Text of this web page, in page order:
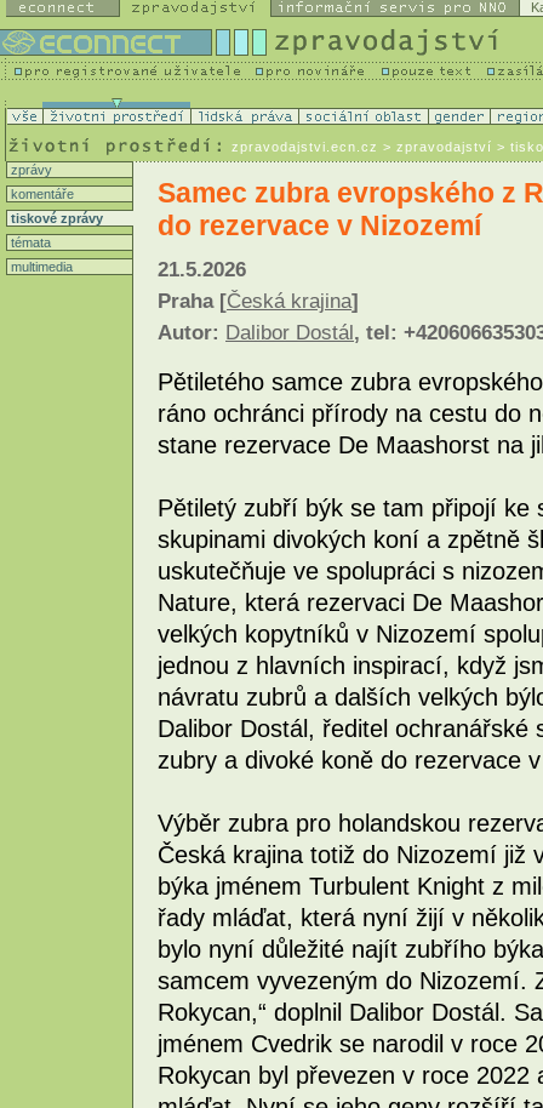
zpravodajstvi.ecn.cz > zpravodajství >
zprávy
komentáře
tiskové zprávy
témata
multimedia
Samec zubra evropského z
do rezervace v Nizozemí
21.5.2026
Praha [Česká krajina]
Autor: Dalibor Dostál , tel:
Pětiletého samce zubra
ráno ochránci přírody na cestu do
stane rezervace De Maashorst na
Pětiletý zubří býk se tam připojí
skupinami divokých koní a zpětně
uskutečňuje ve spolupráci s
Nature, která rezervaci De
velkých kopytníků v Nizozemí
jednou z hlavních inspirací, když
návratu zubrů a dalších velkých
Dalibor Dostál, ředitel ochranářské
zubry a divoké koně do rezervace
Výběr zubra pro holandskou
Česká krajina totiž do Nizozemí již
býka jménem Turbulent Knight z
řady mláďat, která nyní žijí v
bylo nyní důležité najít zubřího
samcem vyvezeným do Nizozemí.
Rokycan,“ doplnil Dalibor Dostál.
jménem Cvedrik se narodil v roce
Rokycan byl převezen v roce